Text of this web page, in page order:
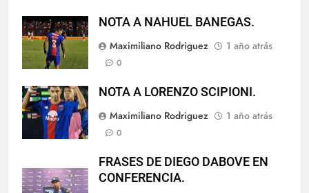
NOTA A NAHUEL BANEGAS.
Maximiliano Rodriguez
1 año atrás
0
NOTA A LORENZO SCIPIONI.
Maximiliano Rodriguez
1 año atrás
0
FRASES DE DIEGO DABOVE EN
CONFERENCIA.